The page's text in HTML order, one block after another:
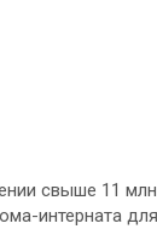
свыше 11
интерната для